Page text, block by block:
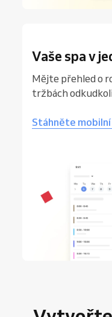
Vaše spa v
Mějte přehled o
tržbách
Stáhněte